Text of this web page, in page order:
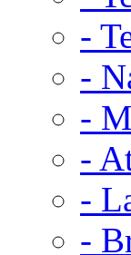
-
-
-
-
-
-